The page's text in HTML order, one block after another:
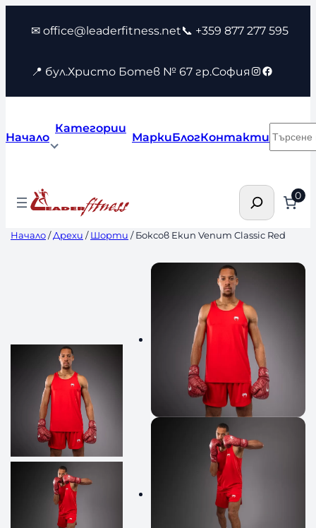
съдържанието
✉ office@leaderfitness.net📞 +359 877 277 595
📍 бул.Христо Ботев № 67 гр.София Instagram
Facebook
Начало
Категории
МаркиБлогКонтакти
Търсене 0
Начало/Дрехи /Шорти / Боксов Екип Venum Classic Red